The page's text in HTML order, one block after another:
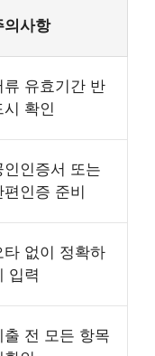
의사항
류 유효기간 반
시 확인
인인증서 또는
편인증 준비
타 없이 정확하
입력
출 전 모든 항목